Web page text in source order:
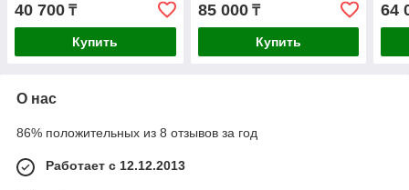
40 700 ₸
Купить
85 000₸
Купить
64
О нас
86% положительных из 8 отзывов за год
Работает с 12.12.2013